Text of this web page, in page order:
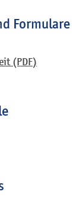
Formulare
(PDF)